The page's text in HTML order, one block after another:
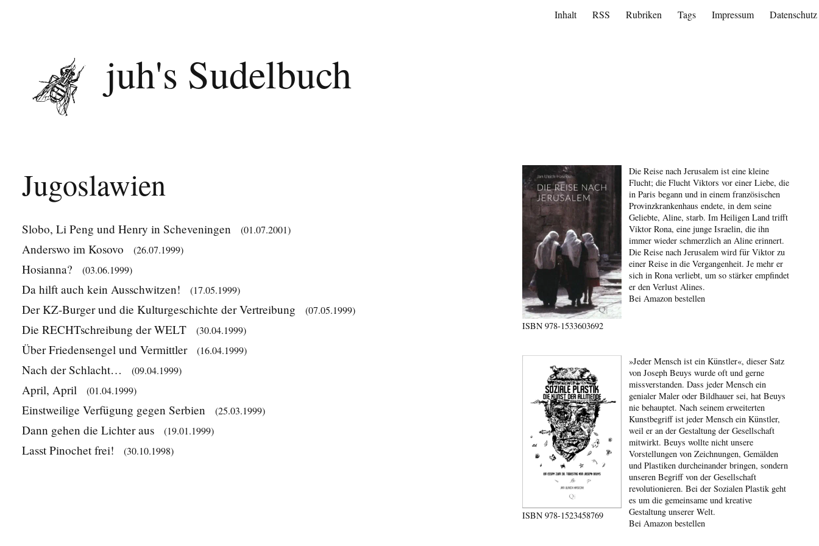
Inhalt RSS Rubriken Tags Impressum Datenschutz
juh's Sudelbuch
Jugoslawien
Slobo, Li Peng und Henry in Scheveningen (01.07.2001)
Anderswo im Kosovo (26.07.1999)
Hosianna? (03.06.1999)
Da hilft auch kein Ausschwitzen! (17.05.1999)
Der KZ-Burger und die Kulturgeschichte der Vertreibung (07.05.1999)
Die RECHTschreibung der WELT (30.04.1999)
Über Friedensengel und Vermittler (16.04.1999)
Nach der Schlacht… (09.04.1999)
April, April (01.04.1999)
Einstweilige Verfügung gegen Serbien (25.03.1999)
Dann gehen die Lichter aus (19.01.1999)
Lasst Pinochet frei! (30.10.1998)
ISBN978-1533603692
Die Reise nach Jerusalem ist eine kleine
Flucht; die Flucht Viktors vor einer Liebe, die
in Paris begann und in einem französischen
Provinzkrankenhaus endete, in dem seine
Geliebte, Aline, starb. Im Heiligen Land trifft
Viktor Rona, eine junge Israelin, die ihn
immer wieder schmerzlich an Aline erinnert.
Die Reise nach Jerusalem wird für Viktor zu
einer Reise in die Vergangenheit. Je mehr er
sich in Rona verliebt, um so stärker empfindet
er den Verlust Alines.
Bei Amazon bestellen
ISBN978-1523458769
»Jeder Mensch ist ein Künstler«, dieser Satz
von Joseph Beuys wurde oft und gerne
missverstanden. Dass jeder Mensch ein
genialer Maler oder Bildhauer sei, hat Beuys
nie behauptet. Nach seinem erweiterten
Kunstbegriff ist jeder Mensch ein Künstler,
weil er an der Gestaltung der Gesellschaft
mitwirkt. Beuys wollte nicht unsere
Vorstellungen von Zeichnungen, Gemälden
und Plastiken durcheinander bringen, sondern
unseren Begriff von der Gesellschaft
revolutionieren. Bei der Sozialen Plastik geht
es um die gemeinsame und kreative
Gestaltung unserer Welt.
Bei Amazon bestellen